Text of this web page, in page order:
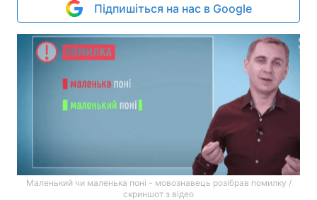
Підпишіться на нас в Google
Маленький чи маленька поні - мовознавець розібрав помилку /
скриншот з відео